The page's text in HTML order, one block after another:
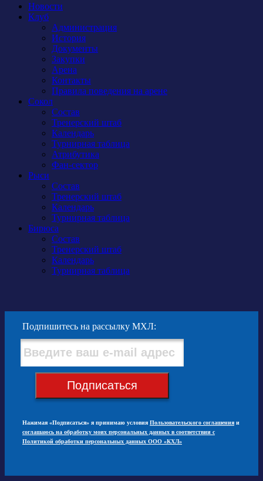
Новости
Клуб
Администрация
История
Документы
Закупки
Арена
Контакты
Правила поведения на арене
Сокол
Состав
Тренерский штаб
Календарь
Турнирная таблица
Атрибутика
Фан-сектор
Рыси
Состав
Тренерский штаб
Календарь
Турнирная таблица
Бирюса
Состав
Тренерский штаб
Календарь
Турнирная таблица
Подпишитесь на рассылку МХЛ:
Подписаться
Нажимая «Подписаться» я принимаю условия Пользовательского соглашения и
соглашаюсь на обработку моих персональных данных в соответствии с
Политикой обработки персональных данных ООО «КХЛ»